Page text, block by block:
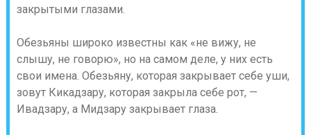
закрытыми глазами.
Обезьяны широко известны как «не вижу, не
слышу, не говорю», но на самом деле, у них есть
свои имена. Обезьяну, которая закрывает себе уши,
зовут Кикадзару, которая закрыла себе рот, —
Ивадзару, а Мидзару закрывает глаза.